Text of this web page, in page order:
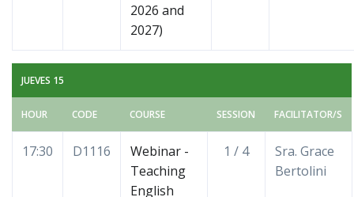
2026 and
2027)
JUEVES 15
HOUR CODE COURSE SESSION FACILITATOR/S
17:30 D1116
Webinar -
Teaching
English
1 / 4
Sra. Grace
Bertolini